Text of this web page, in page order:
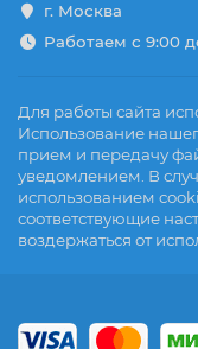
г. Москва
Работаем с 9:00
Для работы сайта
Использование
прием и передачу
уведомлением. В
использованием
соответствующие
воздержаться от